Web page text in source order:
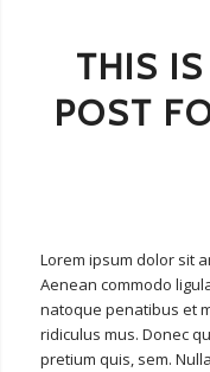
THIS
POST
Lorem ipsum dolor sit
Aenean commodo
natoque penatibus et
ridiculus mus. Donec
pretium quis, sem.